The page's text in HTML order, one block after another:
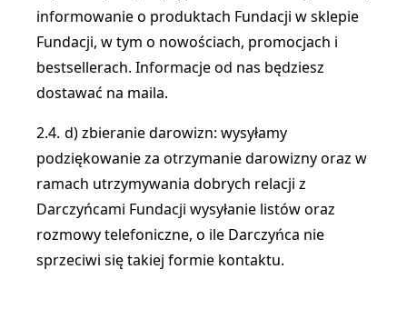
informowanie o produktach Fundacji w sklepie
Fundacji, w tym o nowościach, promocjach i
bestsellerach. Informacje od nas będziesz
dostawać na maila.
d) zbieranie darowizn: wysyłamy
podziękowanie za otrzymanie darowizny oraz w
ramach utrzymywania dobrych relacji z
Darczyńcami Fundacji wysyłanie listów oraz
rozmowy telefoniczne, o ile Darczyńca nie
sprzeciwi się takiej formie kontaktu.